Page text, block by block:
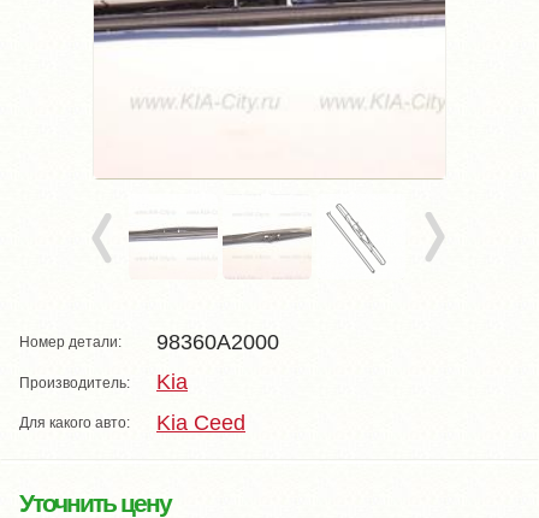
Номер детали: 98360A2000
Производитель: Kia
Для какого авто: Kia Ceed
Уточнить цену